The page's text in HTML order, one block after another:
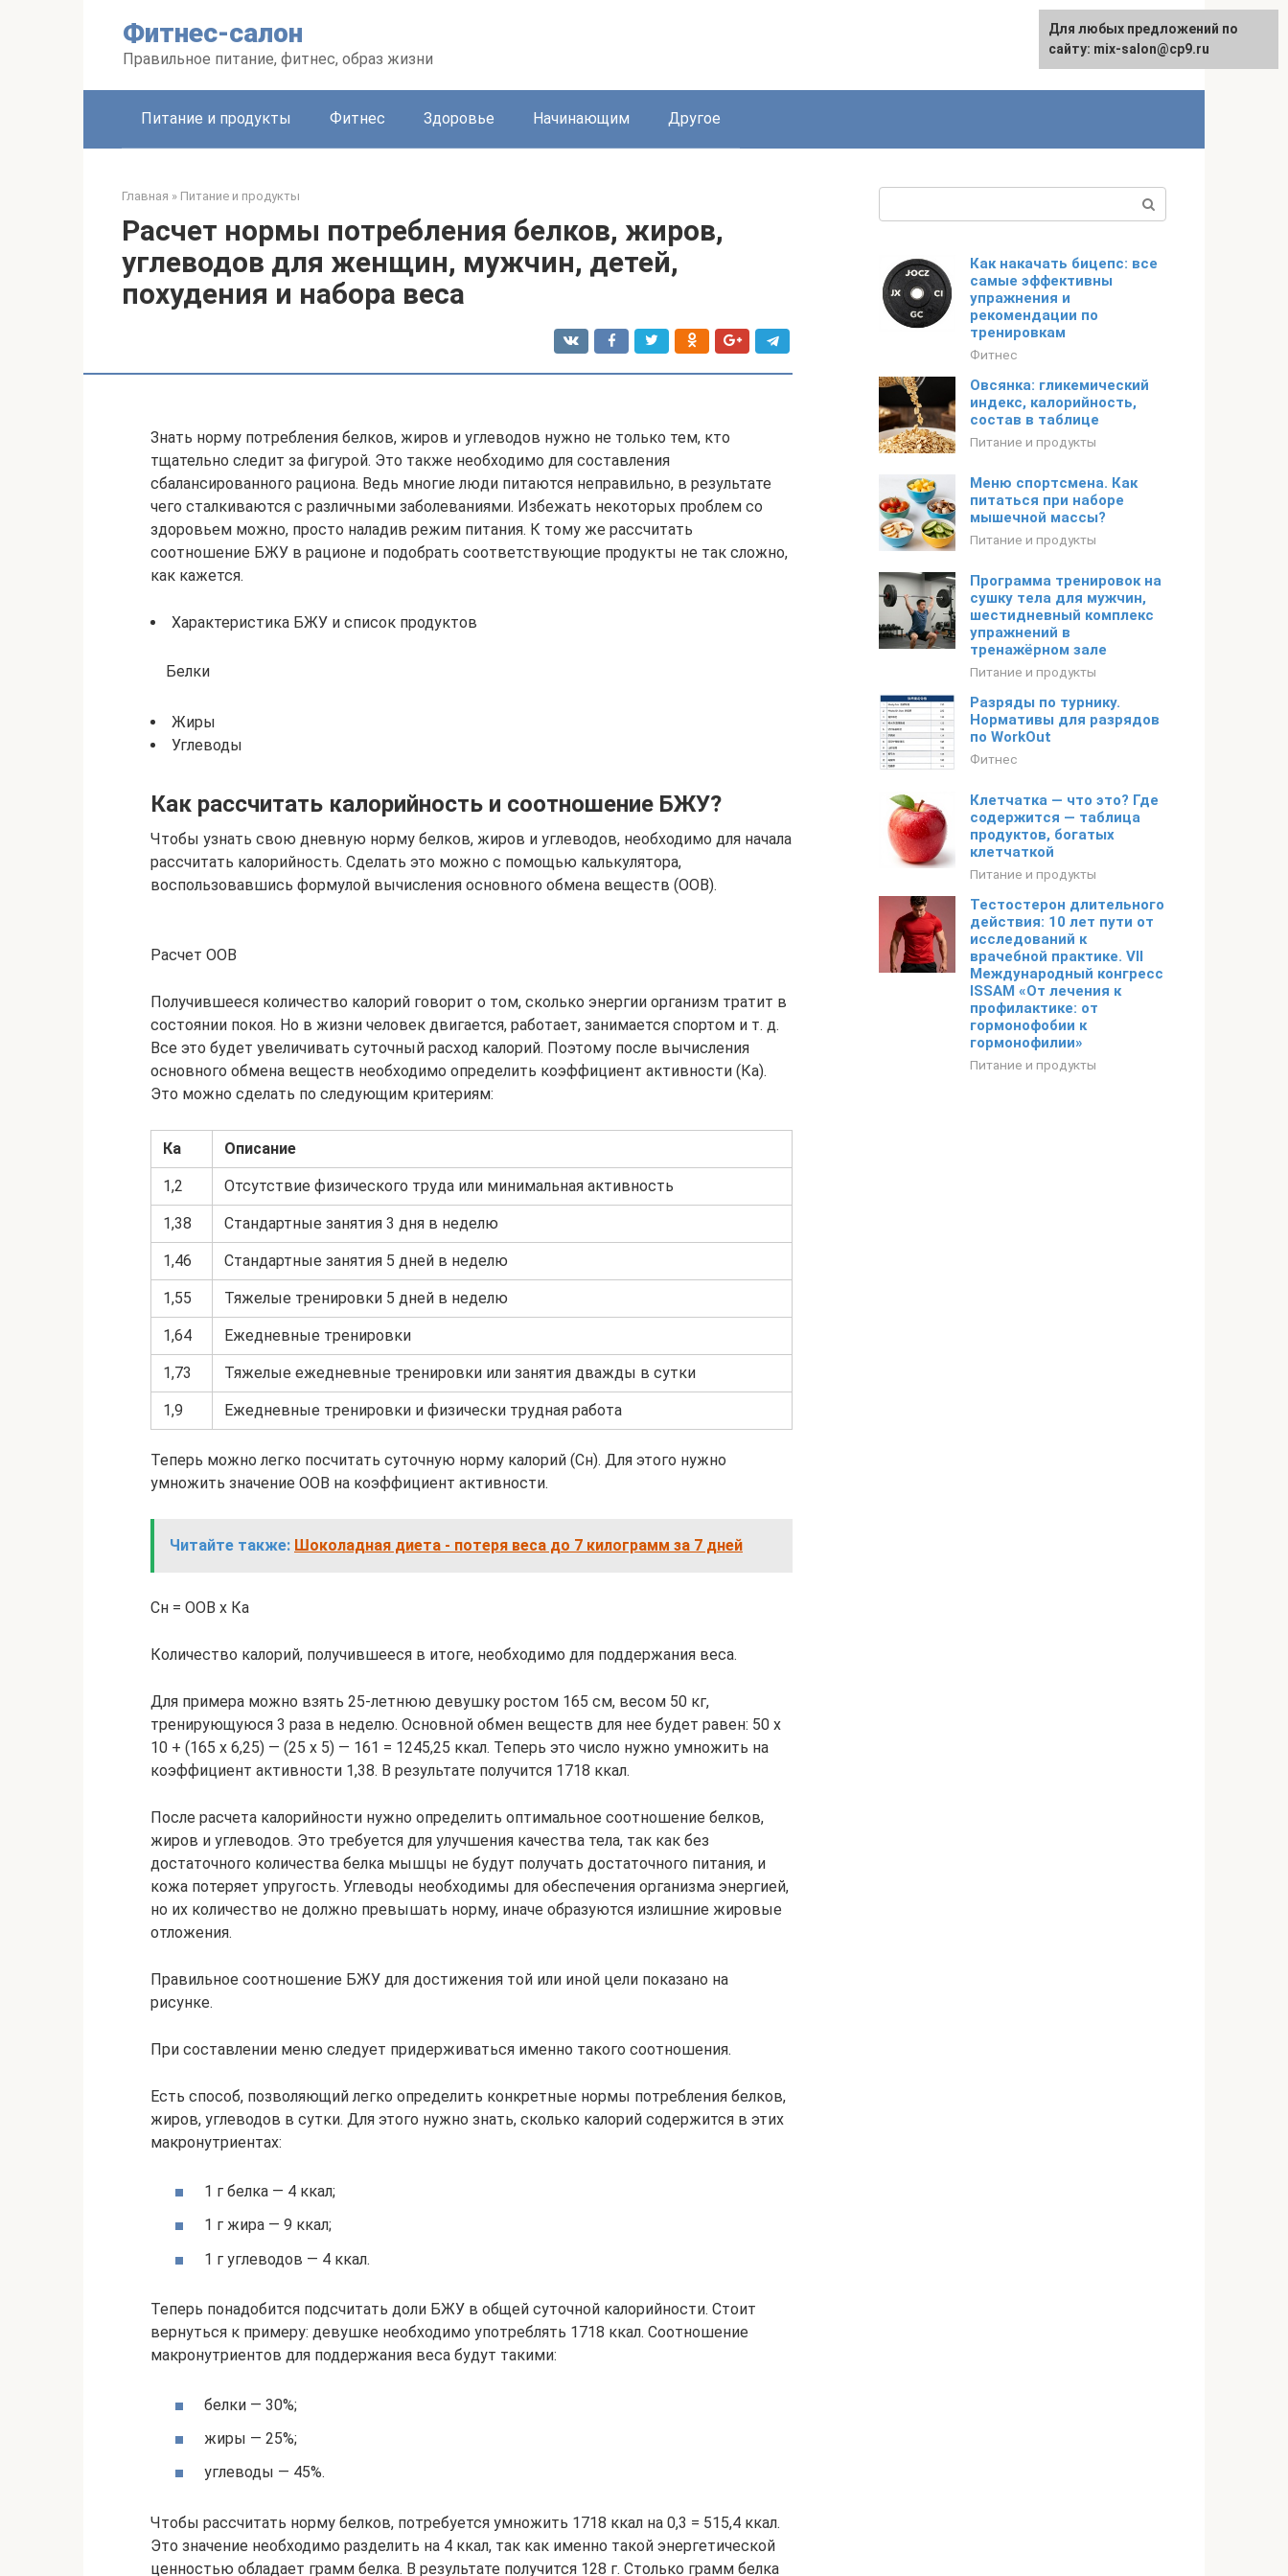
Фитнес-салон
Правильное питание, фитнес, образ жизни
Питание и продукты Фитнес Здоровье Начинающим Другое
Главная » Питание и продукты
Расчет нормы потребления белков, жиров,
углеводов для женщин, мужчин, детей,
похудения и набора веса
Знать норму потребления белков, жиров и углеводов нужно не только тем, кто
тщательно следит за фигурой. Это также необходимо для составления
сбалансированного рациона. Ведь многие люди питаются неправильно, в результате
чего сталкиваются с различными заболеваниями. Избежать некоторых проблем со
здоровьем можно, просто наладив режим питания. К тому же рассчитать
соотношение БЖУ в рационе и подобрать соответствующие продукты не так сложно,
как кажется.
Характеристика БЖУ и список продуктов
Белки
Жиры
Углеводы
Как рассчитать калорийность и соотношение БЖУ?
Чтобы узнать свою дневную норму белков, жиров и углеводов, необходимо для начала
рассчитать калорийность. Сделать это можно с помощью калькулятора,
воспользовавшись формулой вычисления основного обмена веществ (ООВ).
Расчет ООВ
Получившееся количество калорий говорит о том, сколько энергии организм тратит в
состоянии покоя. Но в жизни человек двигается, работает, занимается спортом и т. д.
Все это будет увеличивать суточный расход калорий. Поэтому после вычисления
основного обмена веществ необходимо определить коэффициент активности (Ка).
Это можно сделать по следующим критериям:
Ка Описание
1,2 Отсутствие физического труда или минимальная активность
1,38 Стандартные занятия 3 дня в неделю
1,46 Стандартные занятия 5 дней в неделю
1,55 Тяжелые тренировки 5 дней в неделю
1,64 Ежедневные тренировки
1,73 Тяжелые ежедневные тренировки или занятия дважды в сутки
1,9 Ежедневные тренировки и физически трудная работа
Теперь можно легко посчитать суточную норму калорий (Сн). Для этого нужно
умножить значение ООВ на коэффициент активности.
Читайте также: Шоколадная диета - потеря веса до 7 килограмм за 7 дней
Сн = ООВ х Ка
Количество калорий, получившееся в итоге, необходимо для поддержания веса.
Для примера можно взять 25-летнюю девушку ростом 165 см, весом 50 кг,
тренирующуюся 3 раза в неделю. Основной обмен веществ для нее будет равен: 50 х
10 + (165 х 6,25) — (25 х 5) — 161 = 1245,25 ккал. Теперь это число нужно умножить на
коэффициент активности 1,38. В результате получится 1718 ккал.
После расчета калорийности нужно определить оптимальное соотношение белков,
жиров и углеводов. Это требуется для улучшения качества тела, так как без
достаточного количества белка мышцы не будут получать достаточного питания, и
кожа потеряет упругость. Углеводы необходимы для обеспечения организма энергией,
но их количество не должно превышать норму, иначе образуются излишние жировые
отложения.
Правильное соотношение БЖУ для достижения той или иной цели показано на
рисунке.
При составлении меню следует придерживаться именно такого соотношения.
Есть способ, позволяющий легко определить конкретные нормы потребления белков,
жиров, углеводов в сутки. Для этого нужно знать, сколько калорий содержится в этих
макронутриентах:
1 г белка — 4 ккал;
1 г жира — 9 ккал;
1 г углеводов — 4 ккал.
Теперь понадобится подсчитать доли БЖУ в общей суточной калорийности. Стоит
вернуться к примеру: девушке необходимо употреблять 1718 ккал. Соотношение
макронутриентов для поддержания веса будут такими:
белки — 30%;
жиры — 25%;
углеводы — 45%.
Чтобы рассчитать норму белков, потребуется умножить 1718 ккал на 0,3 = 515,4 ккал.
Это значение необходимо разделить на 4 ккал, так как именно такой энергетической
ценностью обладает грамм белка. В результате получится 128 г. Столько грамм белка
Как накачать бицепс: все
самые эффективны
упражнения и
рекомендации по
тренировкам
Фитнес
Овсянка: гликемический
индекс, калорийность,
состав в таблице
Питание и продукты
Меню спортсмена. Как
питаться при наборе
мышечной массы?
Питание и продукты
Программа тренировок на
сушку тела для мужчин,
шестидневный комплекс
упражнений в
тренажёрном зале
Питание и продукты
Разряды по турнику.
Нормативы для разрядов
по WorkOut
Фитнес
Клетчатка — что это? Где
содержится — таблица
продуктов, богатых
клетчаткой
Питание и продукты
Тестостерон длительного
действия: 10 лет пути от
исследований к
врачебной практике. VII
Международный конгресс
ISSAM «От лечения к
профилактике: от
гормонофобии к
гормонофилии»
Питание и продукты
Для любых предложений по
сайту: mix-salon@cp9.ru